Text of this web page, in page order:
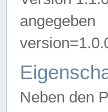
Neben den